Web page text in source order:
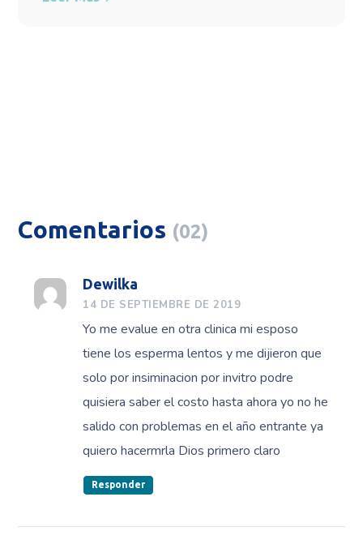
Comentarios (02)
Dewilka
14 DE SEPTIEMBRE DE 2019
Yo me evalue en otra clinica mi esposo
tiene los esperma lentos y me dijieron que
solo por insiminacion por invitro podre
quisiera saber el costo hasta ahora yo no he
salido con problemas en el año entrante ya
quiero hacermrla Dios primero claro
Responder